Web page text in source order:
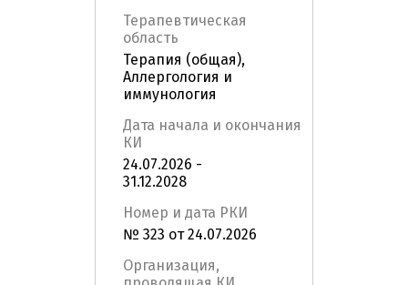
Терапевтическая
область
Терапия (общая),
Аллергология и
иммунология
Дата начала и окончания
КИ
24.07.2026 -
31.12.2028
Номер и дата РКИ
№ 323 от 24.07.2026
Организация,